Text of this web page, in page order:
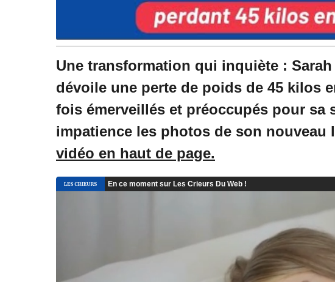
Une transformation qui inquiète :
dévoile une perte de poids de 45 kilos
fois émerveillés et préoccupés pour sa
impatience les photos de son nouveau
vidéo en haut de page.